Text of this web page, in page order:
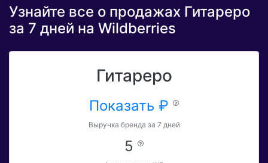
Узнайте все о продажах Гитареро
за 7 дней на Wildberries
Гитареро
Показать ₽
Выручка бренда за 7 дней
5